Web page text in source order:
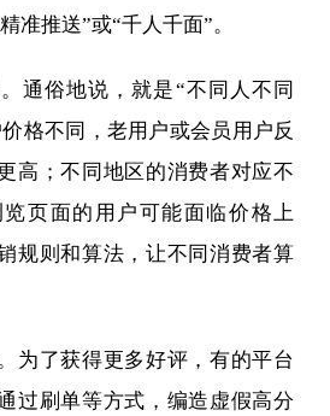
准推送”或“千人千面”。
俗地说，就是“不同人不同
格不同，老用户或会员用户反
高；不同地区的消费者对应不
页面的用户可能面临价格上
规则和算法，让不同消费者算
了获得更多好评，有的平台
过刷单等方式，编造虚假高分